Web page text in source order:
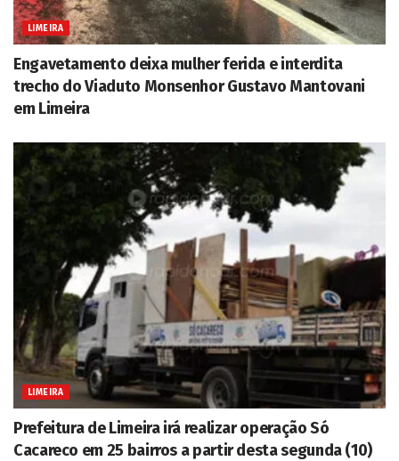
LIMEIRA
Engavetamento deixa mulher ferida e interdita
trecho do Viaduto Monsenhor Gustavo Mantovani
em Limeira
LIMEIRA
Prefeitura de Limeira irá realizar operação Só
Cacareco em 25 bairros a partir desta segunda (10)